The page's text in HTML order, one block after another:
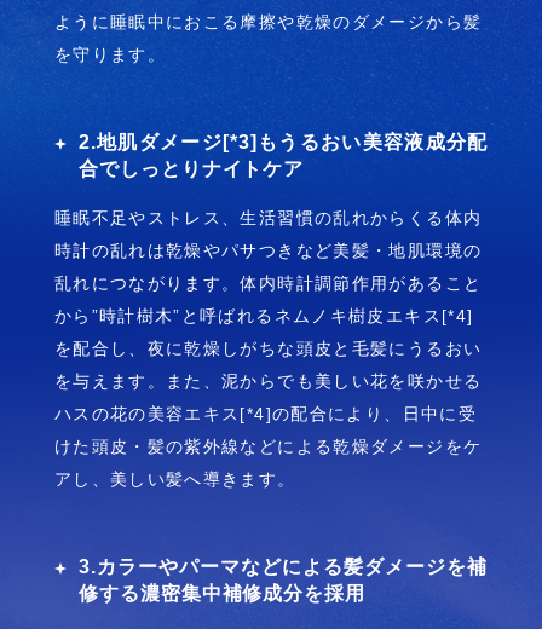
ように睡眠中におこる摩擦や乾燥のダメージから髪
を守ります。
2.地肌ダメージ[*3]もうるおい美容液成分配
合でしっとりナイトケア
睡眠不足やストレス、生活習慣の乱れからくる体内
時計の乱れは乾燥やパサつきなど美髪・地肌環境の
乱れにつながります。体内時計調節作用があること
から”時計樹木”と呼ばれるネムノキ樹皮エキス[*4]
を配合し、夜に乾燥しがちな頭皮と毛髪にうるおい
を与えます。また、泥からでも美しい花を咲かせる
ハスの花の美容エキス[*4]の配合により、日中に受
けた頭皮・髪の紫外線などによる乾燥ダメージをケ
アし、美しい髪へ導きます。
3.カラーやパーマなどによる髪ダメージを補
修する濃密集中補修成分を採用